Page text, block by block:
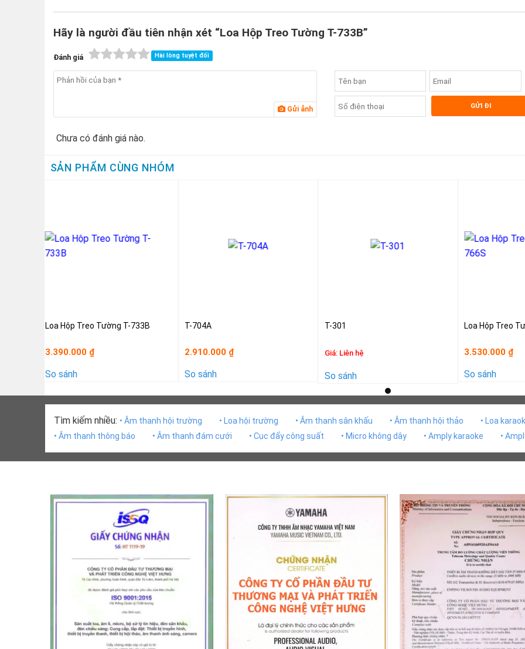
Hãy là người đầu tiên nhận xét “Loa Hộp Treo Tường T-733B”
Đánh giá Hài lòng tuyệt đối
Gửi ảnh
Chưa có đánh giá nào.
SẢN PHẨM CÙNG NHÓM
Loa Hộp Treo Tường T-733B
3.390.000 ₫
So sánh
T-704A
2.910.000 ₫
So sánh
T-301
Giá: Liên hệ
So sánh
Loa Hộp Treo
3.530.000 ₫
So sánh
Tìm kiếm nhiều: • Âm thanh hội trường • Loa hội trường • Âm thanh sân khấu • Âm thanh hội thảo • Loa
• Âm thanh thông báo
• Âm thanh đám cưới • Cục đẩy công suất • Micro không dây • Amply karaoke •